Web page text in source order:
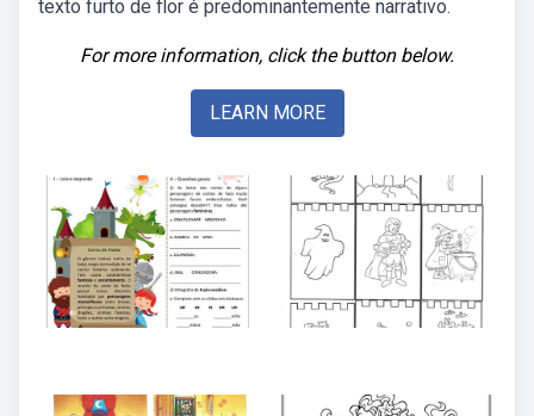
texto furto de flor é predominantemente narrativo.
For more information, click the button below.
LEARN MORE